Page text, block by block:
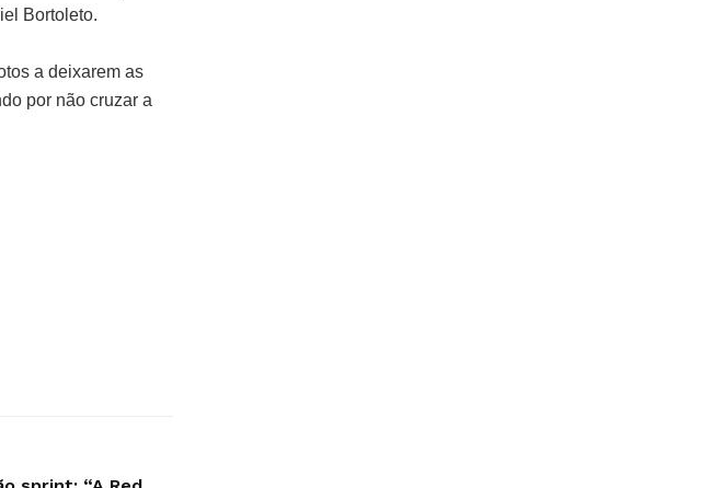
Bortoleto.
a deixarem as
por não cruzar a